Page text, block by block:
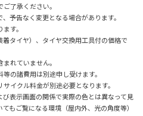
了承ください。
予告なく変更となる場合があります。
す。
タイヤ）、タイヤ交換用工具付の価格で
れていません。
の諸費用は別途申し受けます。
イクル料金が別途必要となります。
表示画面の関係で実際の色とは異なって見
もご覧になる環境（屋内外、光の角度等）